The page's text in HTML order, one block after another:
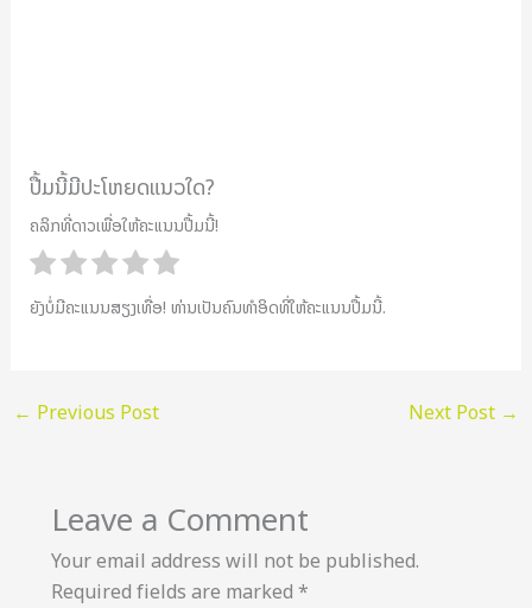
ປື້ມນີ້ມີປະໂຫຍດແນວໃດ?
ຄລິກທີ່ດາວເພື່ອໃຫ້ຄະແນນປື້ມນີ້!
ຍັງບໍ່ມີຄະແນນສຽງເທື່ອ! ທ່ານເປັນຄົນທຳອິດທີ່ໃຫ້ຄະແນນປື້ມນີ້.
← Previous Post Next Post →
Leave a Comment
Your email address will not be published.
Required fields are marked*